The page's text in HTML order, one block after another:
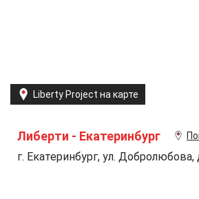
Liberty Project на карте
Либерти - Екатеринбург
г. Екатеринбург, ул.